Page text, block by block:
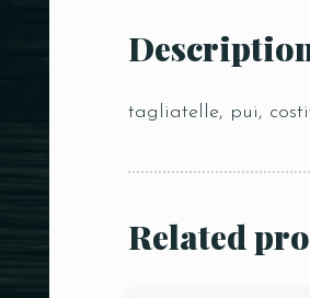
tagliatelle, pui,
Related